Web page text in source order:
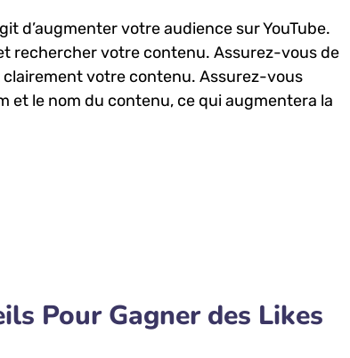
d’augmenter votre audience sur YouTube.
rechercher votre contenu. Assurez-vous de
votre contenu. Assurez-vous
et le nom​ du⁤ contenu, ce qui augmentera la
Pour Gagner des‌ Likes